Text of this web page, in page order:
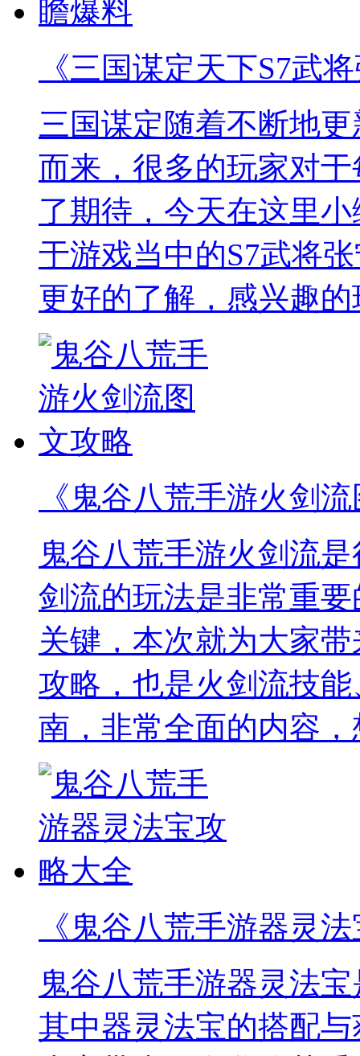
《三国谋定天下S7武
三国谋定随着不断地
而来，很多的玩家对
了期待，今天在这里
于游戏当中的S7武将
更好的了解，感兴趣
《鬼谷八荒手游火剑
鬼谷八荒手游火剑流
剑流的玩法是非常重
关键，本次就为大家
攻略，也是火剑流技
南，非常全面的内容
《鬼谷八荒手游器灵
鬼谷八荒手游器灵法
其中器灵法宝的搭配